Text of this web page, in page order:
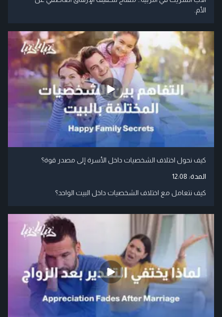
الأم.
كيف نحول اختلاف الشخصيات داخل الأسرة إلى مصدر قوة؟
المدة: 12:08
كيف نتعامل مع اختلاف الشخصيات داخل البيت الواحد؟